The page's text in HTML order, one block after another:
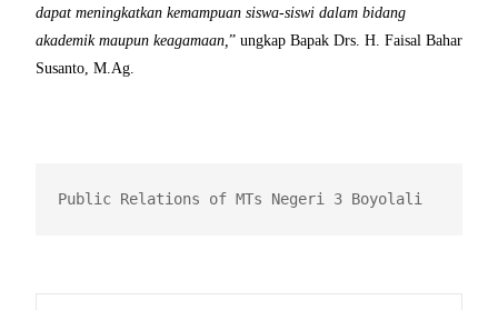
dapat meningkatkan kemampuan siswa-siswi dalam bidang
akademik maupun keagamaan,” ungkap Bapak Drs. H. Faisal Bahar
Susanto, M.Ag.
Public Relations of MTs Negeri 3 Boyolali